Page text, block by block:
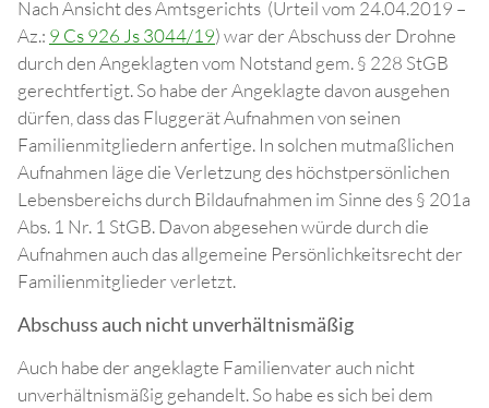
Nach Ansicht des Amtsgerichts (Urteil vom 24.04.2019 –
Az.: 9 Cs 926 Js 3044/19) war der Abschuss der Drohne
durch den Angeklagten vom Notstand gem. § 228 StGB
gerechtfertigt. So habe der Angeklagte davon ausgehen
dürfen, dass das Fluggerät Aufnahmen von seinen
Familienmitgliedern anfertige. In solchen mutmaßlichen
Aufnahmen läge die Verletzung des höchstpersönlichen
Lebensbereichs durch Bildaufnahmen im Sinne des § 201a
Abs. 1 Nr. 1 StGB. Davon abgesehen würde durch die
Aufnahmen auch das allgemeine Persönlichkeitsrecht der
Familienmitglieder verletzt.
Abschuss auch nicht unverhältnismäßig
Auch habe der angeklagte Familienvater auch nicht
unverhältnismäßig gehandelt. So habe es sich bei dem